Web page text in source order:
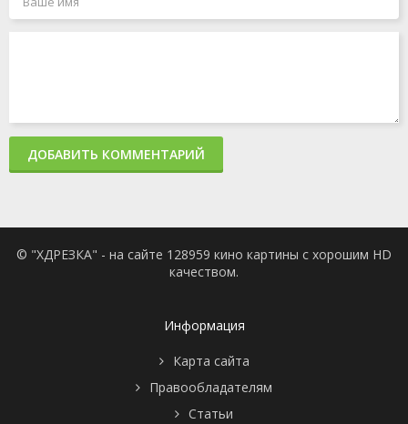
ДОБАВИТЬ КОММЕНТАРИЙ
© "ХДРЕЗКА" - на сайте 128959 кино картины с хорошим HD
качеством.
Информация
Карта сайта
Правообладателям
Статьи